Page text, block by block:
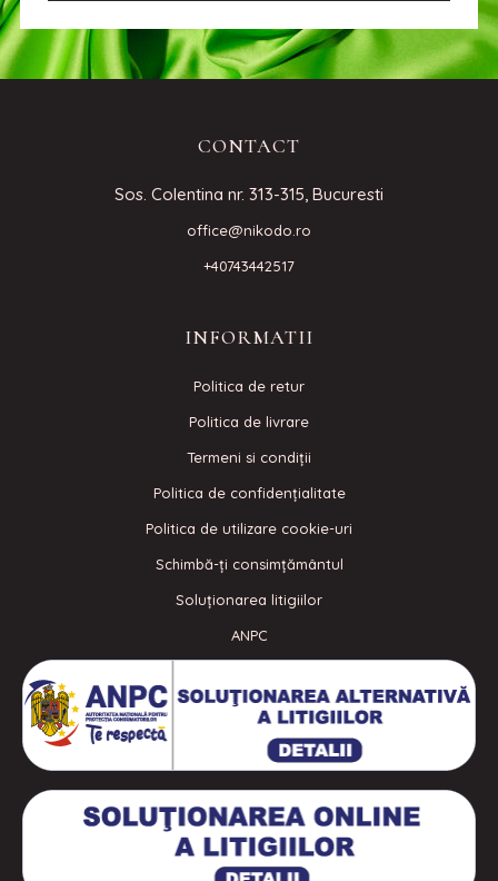
CONTACT
Sos. Colentina nr. 313-315, Bucuresti
office@nikodo.ro
+40743442517
INFORMATII
Politica de retur
Politica de livrare
Termeni si condiţii
Politica de confidenţialitate
Politica de utilizare cookie-uri
Schimbă-ți consimțământul
Soluționarea litigiilor
ANPC